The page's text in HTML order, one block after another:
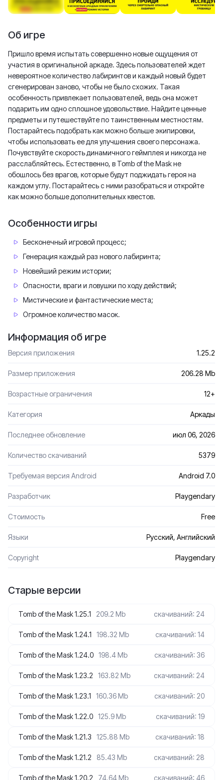
Об игре
Пришло время испытать совершенно новые ощущения от
участия в оригинальной аркаде. Здесь пользователей ждет
невероятное количество лабиринтов и каждый новый будет
сгенерирован заново, чтобы не было схожих. Такая
особенность привлекает пользователей, ведь она может
подарить им одно сплошное удовольствие. Найдите ценные
предметы и путешествуйте по таинственным местностям.
Постарайтесь подобрать как можно больше экипировки,
чтобы использовать ее для улучшения своего персонажа.
Почувствуйте скорость динамичного геймплея и никогда не
расслабляйтесь. Естественно, в Tomb of the Mask не
обошлось без врагов, которые будут поджидать героя на
каждом углу. Постарайтесь с ними разобраться и откройте
как можно больше дополнительных квестов.
Особенности игры
Бесконечный игровой процесс;
Генерация каждый раз нового лабиринта;
Новейший режим истории;
Опасности, враги и ловушки по ходу действий;
Мистические и фантастические места;
Огромное количество масок.
Информация об игре
Версия приложения 1.25.2
Размер приложения 206.28 Mb
Возрастные ограничения 12+
Категория Аркады
Последнее обновление июл 06, 2026
Количество скачиваний 5379
Требуемая версия Android Android 7.0
Разработчик Playgendary
Стоимость Free
Языки Русский, Английский
Сopyright Playgendary
Старые версии
Tomb of the Mask 1.25.1 209.2 Mb скачиваний: 24
Tomb of the Mask 1.24.1 198.32 Mb скачиваний: 14
Tomb of the Mask 1.24.0 198.4 Mb скачиваний: 36
Tomb of the Mask 1.23.2 163.82 Mb скачиваний: 24
Tomb of the Mask 1.23.1 160.36 Mb скачиваний: 20
Tomb of the Mask 1.22.0 125.9 Mb скачиваний: 19
Tomb of the Mask 1.21.3 125.88 Mb скачиваний: 18
Tomb of the Mask 1.21.2 85.43 Mb скачиваний: 28
Tomb of the Mask 1.20.2 74.64 Mb скачиваний: 46